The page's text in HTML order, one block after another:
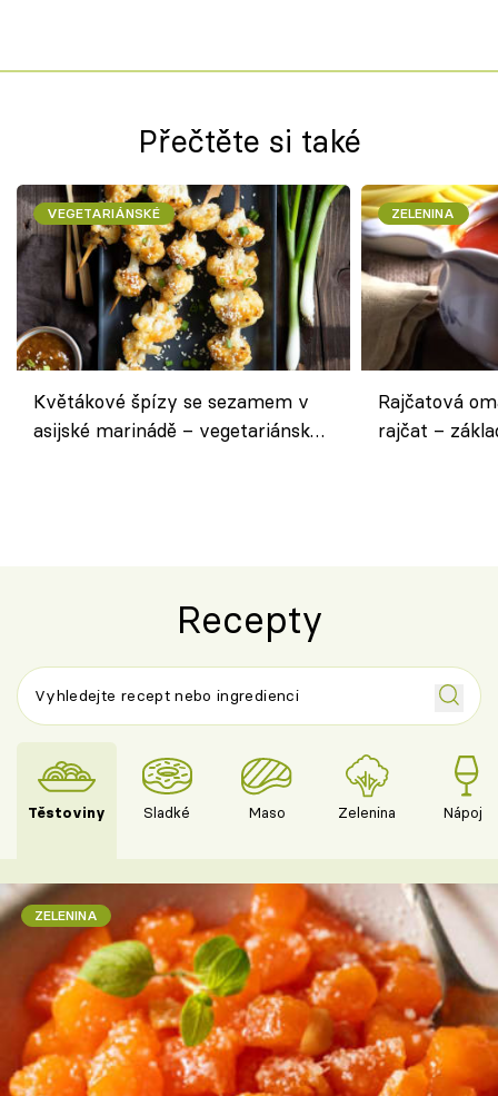
Přečtěte si také
VEGETARIÁNSKÉ
Květákové špízy se sezamem v
asijské marinádě – vegetariánská
ZELENINA
Rajčatová
rajčat –
Recepty
Těstoviny Sladké Maso Zelenina Nápoje
ZELENINA